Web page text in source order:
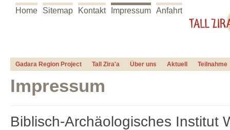
Home Sitemap Kontakt Impressum Anfahrt
Gadara Region Project Tall Zira'a Über uns Aktuell Teilnahme
Impressum
Biblisch-Archäologisches Institut